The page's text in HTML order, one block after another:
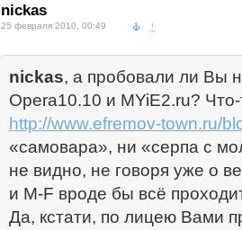
nickas
25 февраля 2010, 00:49 ↑
nickas, а пробовали ли Вы
Opera10.10 и MYiE2.ru?
http://www.efremov-town.ru/
«самовара», ни «серпа с
не видно, не говоря уже о
и M-F вроде бы всё
Да, кстати, по лицею Вами